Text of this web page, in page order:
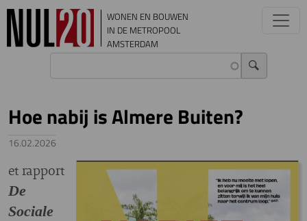
Overslaan en naar de inhoud gaan
WONEN EN BOUWEN
IN DE METROPOOL
AMSTERDAM
Hoe nabij is Almere Buiten?
16.02.2026
et rapport
De
Sociale